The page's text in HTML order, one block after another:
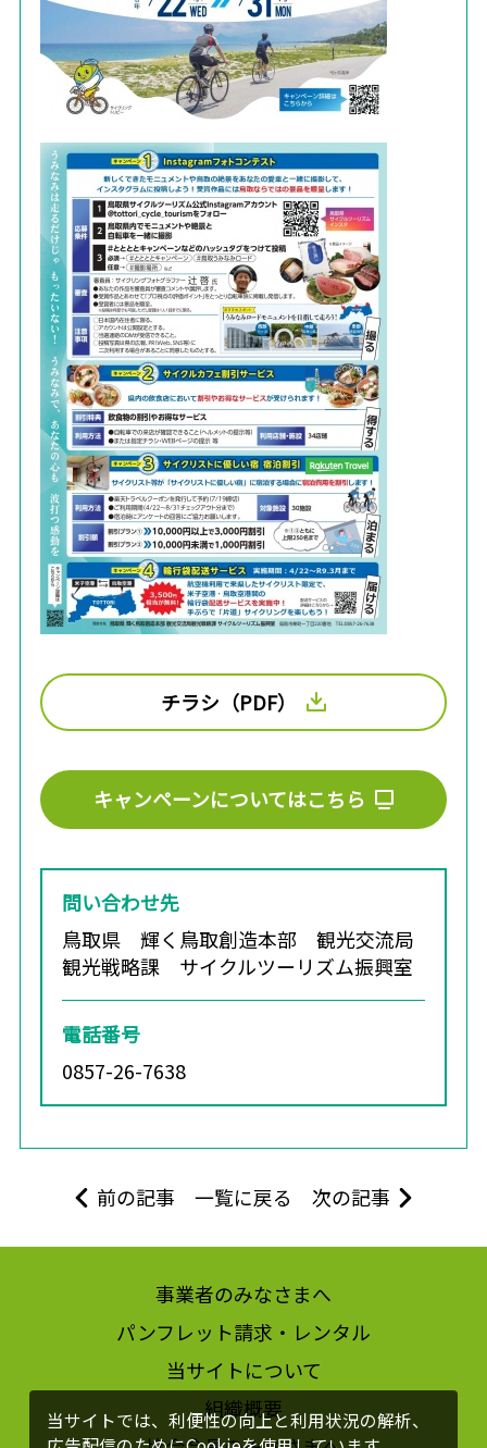
チラシ（PDF）
キャンペーンについてはこちら
問い合わせ先
鳥取県 輝く鳥取創造本部 観光交流局
観光戦略課 サイクルツーリズム振興室
電話番号
0857-26-7638
前の記事 一覧に戻る 次の記事
事業者のみなさまへ
パンフレット請求・レンタル
当サイトについて
組織概要
当サイトでは、利便性の向上と利用状況の解析、